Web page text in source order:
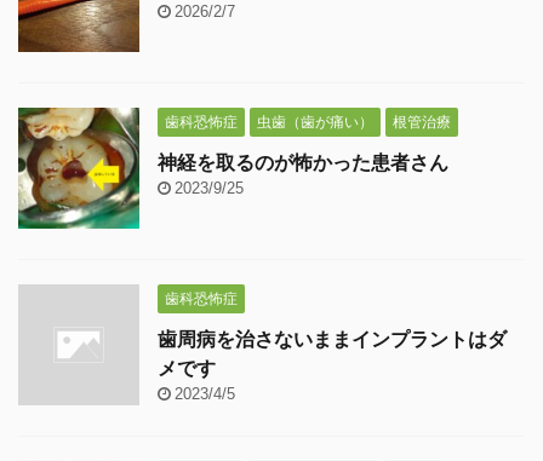
2026/2/7
歯科恐怖症 虫歯（歯が痛い） 根管治療
神経を取るのが怖かった患者さん
2023/9/25
歯科恐怖症
歯周病を治さないままインプラントはダ
メです
2023/4/5